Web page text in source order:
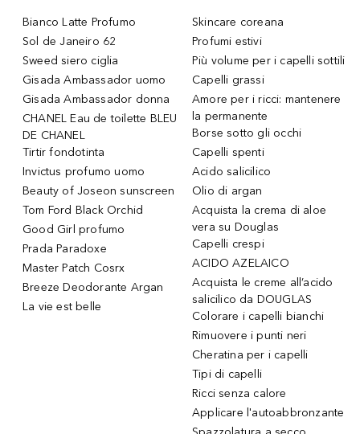
Bianco Latte Profumo
Sol de Janeiro 62
Sweed siero ciglia
Gisada Ambassador uomo
Gisada Ambassador donna
CHANEL Eau de toilette BLEU
DE CHANEL
Tirtir fondotinta
Invictus profumo uomo
Beauty of Joseon sunscreen
Tom Ford Black Orchid
Good Girl profumo
Prada Paradoxe
Master Patch Cosrx
Breeze Deodorante Argan
La vie est belle
Skincare coreana
Profumi estivi
Più volume per i capelli sottili
Capelli grassi
Amore per i ricci: mantenere
la permanente
Borse sotto gli occhi
Capelli spenti
Acido salicilico
Olio di argan
Acquista la crema di aloe
vera su Douglas
Capelli crespi
ACIDO AZELAICO
Acquista le creme all’acido
salicilico da DOUGLAS
Colorare i capelli bianchi
Rimuovere i punti neri
Cheratina per i capelli
Tipi di capelli
Ricci senza calore
Applicare l'autoabbronzante